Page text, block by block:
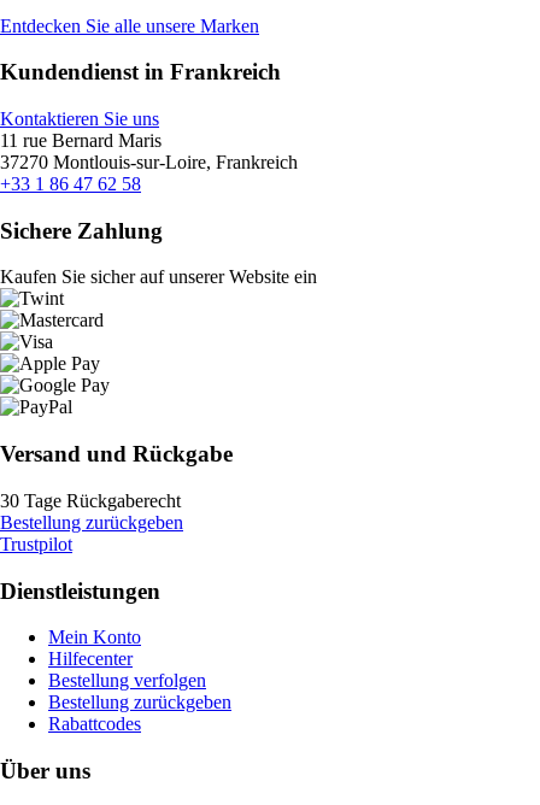
Entdecken Sie alle unsere Marken
Kundendienst in Frankreich
Kontaktieren Sie uns
11 rue Bernard Maris
37270 Montlouis-sur-Loire, Frankreich
+33 1 86 47 62 58
Sichere Zahlung
Kaufen Sie sicher auf unserer Website ein
Versand und Rückgabe
30 Tage Rückgaberecht
Bestellung zurückgeben
Trustpilot
Dienstleistungen
Mein Konto
Hilfecenter
Bestellung verfolgen
Bestellung zurückgeben
Rabattcodes
Über uns